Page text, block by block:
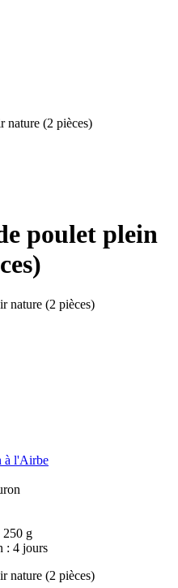
nature (2 pièces)
poulet plein
à l'Airbe
250 g
: 4 jours